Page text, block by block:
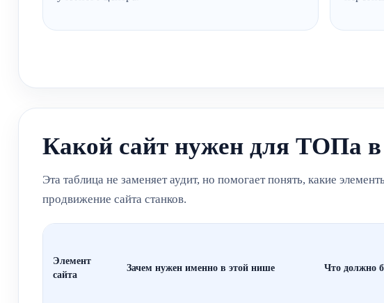
Какой сайт нужен для ТОПа
Эта таблица не заменяет аудит, но помогает понять, какие
продвижение сайта станков.
Элемент
сайта
Зачем нужен именно в этой нише Что должно